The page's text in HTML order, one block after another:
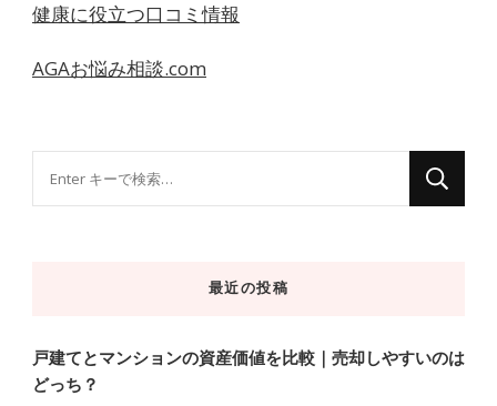
健康に役立つ口コミ情報
AGAお悩み相談.com
で
す
最近の投稿
戸建てとマンションの資産価値を比較｜売却しやすいのは
どっち？